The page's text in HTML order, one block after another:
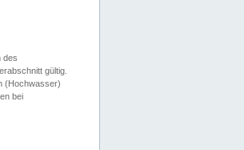
des
gültig.
(Hochwasser)
bei